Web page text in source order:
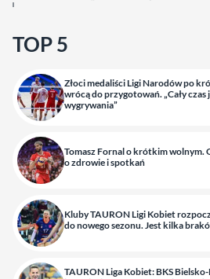
TOP 5
Złoci medaliści Ligi Narodów po
wrócą do przygotowań. „Cały czas
wygrywania”
Tomasz Fornal o krótkim wolnym.
o zdrowie i spotkań
Kluby TAURON Ligi Kobiet
do nowego sezonu. Jest kilka
TAURON Liga Kobiet: BKS